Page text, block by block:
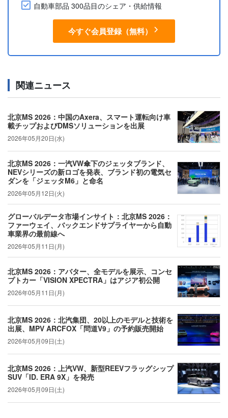
自動車部品 300品目のシェア・供給情報
今すぐ会員登録（無料）
関連ニュース
北京MS 2026：中国のAxera、スマート運転向け車
載チップおよびDMSソリューションを出展
2026年05月20日(水)
北京MS 2026：一汽VW傘下のジェッタブランド、
NEVシリーズの新ロゴを発表、ブランド初の電気セ
ダンを「ジェッタM6」と命名
2026年05月12日(火)
グローバルデータ市場インサイト：北京MS 2026：
ファーウェイ、バックエンドサプライヤーから自動
車業界の最前線へ
2026年05月11日(月)
北京MS 2026：アバター、全モデルを展示、コンセ
プトカー「VISION XPECTRA」はアジア初公開
2026年05月11日(月)
北京MS 2026：北汽集団、20以上のモデルと技術を
出展、MPV ARCFOX「問道V9」の予約販売開始
2026年05月09日(土)
北京MS 2026：上汽VW、新型REEVフラッグシップ
SUV「ID. ERA 9X」を発売
2026年05月09日(土)